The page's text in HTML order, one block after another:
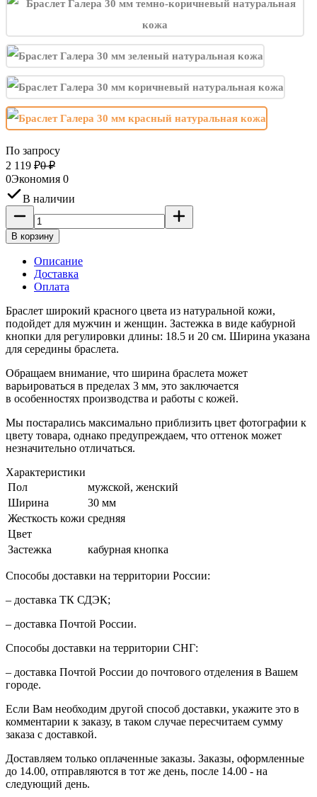
По запросу
2 119 ₽0 ₽
0Экономия 0
В наличии
В корзину
Описание
Доставка
Оплата
Браслет широкий красного цвета из натуральной кожи,
подойдет для мужчин и женщин. Застежка в виде кабурной
кнопки для регулировки длины: 18.5 и 20 см. Ширина указана
для середины браслета.
Обращаем внимание, что ширина браслета может
варьироваться в пределах 3 мм, это заключается
в особенностях производства и работы с кожей.
Мы постарались максимально приблизить цвет фотографии к
цвету товара, однако предупреждаем, что оттенок может
незначительно отличаться.
Характеристики
Пол
мужской, женский
Ширина
30 мм
Жесткость кожи средняя
Цвет
Застежка
кабурная кнопка
Способы доставки на территории России:
– доставка ТК СДЭК;
– доставка Почтой России.
Способы доставки на территории СНГ:
– доставка Почтой России до почтового отделения в Вашем
городе.
Если Вам необходим другой способ доставки, укажите это в
комментарии к заказу, в таком случае пересчитаем сумму
заказа с доставкой.
Доставляем только оплаченные заказы. Заказы, оформленные
до 14.00, отправляются в тот же день, после 14.00 - на
следующий день.